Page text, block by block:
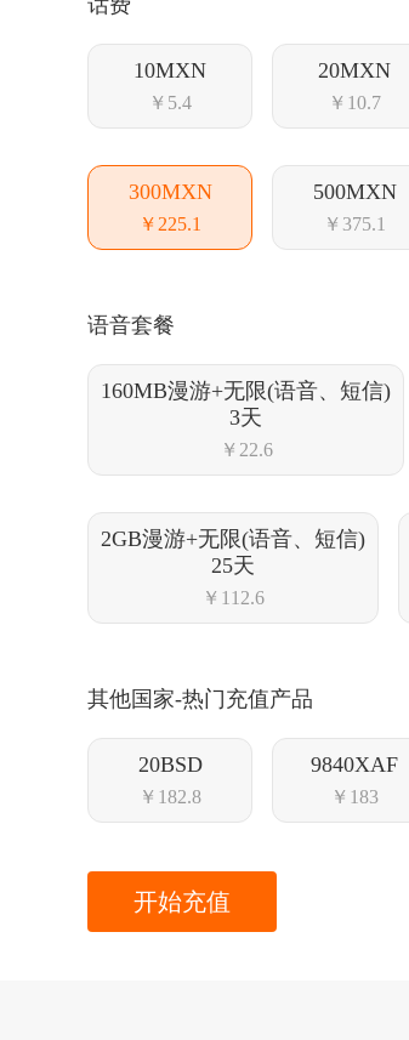
话费
10MXN
￥5.4
20MXN
￥10.7
300MXN
￥225.1
500MXN
￥375.1
语音套餐
160MB漫游+无限(语音、短信)
3天
￥22.6
2GB漫游+无限(语音、短信)
25天
￥112.6
其他国家-热门充值产品
20BSD
￥182.8
9840XAF
￥183
开始充值